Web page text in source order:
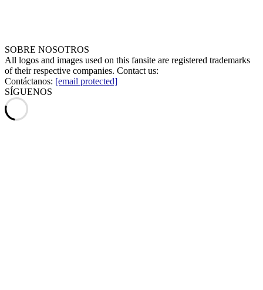
SOBRE NOSOTROS
All logos and images used on this fansite are registered trademarks
of their respective companies. Contact us:
Contáctanos: [email protected]
SÍGUENOS